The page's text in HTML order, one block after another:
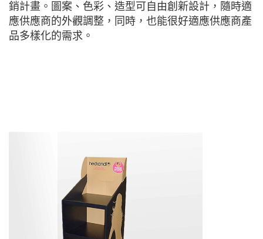
銷計畫。圖案、色彩、造型可自由創新設計，隨時適
應供應商的外觀調整，同時，也能很好適應供應商產
品多樣化的需求。